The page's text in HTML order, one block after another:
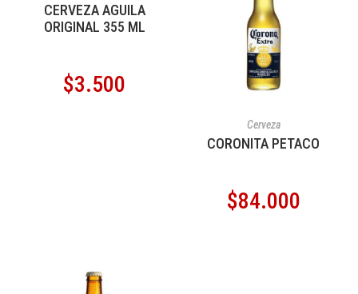
CERVEZA AGUILA
ORIGINAL 355 ML
$3.500
Cerveza
CORONITA PETACO
$84.000